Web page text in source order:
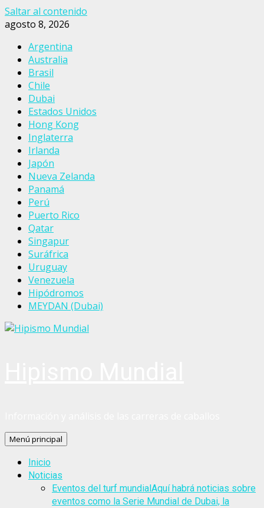
Saltar al contenido
agosto 8, 2026
Argentina
Australia
Brasil
Chile
Dubai
Estados Unidos
Hong Kong
Inglaterra
Irlanda
Japón
Nueva Zelanda
Panamá
Perú
Puerto Rico
Qatar
Singapur
Suráfrica
Uruguay
Venezuela
Hipódromos
MEYDAN (Dubai)
Menú principal
Inicio
Noticias
Eventos del turf mundialAquí habrá noticias sobre
eventos como la Serie Mundial de Dubai, la